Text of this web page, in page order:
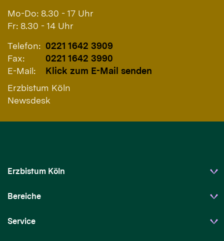
Mo-Do: 8.30 - 17 Uhr
Fr: 8.30 - 14 Uhr
Telefon: 0221 1642 3909
Fax:
0221 1642 3990
E-Mail:
Klick zum E-Mail senden
Erzbistum Köln
Newsdesk
Erzbistum Köln
Bereiche
Service